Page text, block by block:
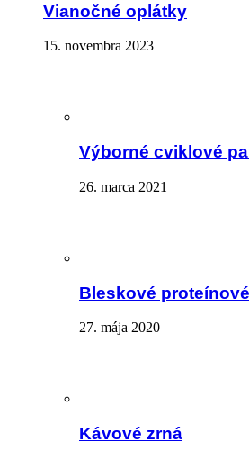
Vianočné oplátky
15. novembra 2023
Výborné cviklové
26. marca 2021
Bleskové
27. mája 2020
Kávové zrná